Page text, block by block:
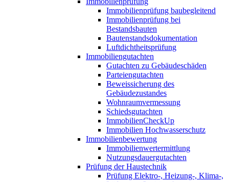
Immobilienprüfung baubegleitend
Immobilienprüfung bei
Bestandsbauten
Bautenstandsdokumentation
Luftdichtheitsprüfung
Immobiliengutachten
Gutachten zu Gebäudeschäden
Parteiengutachten
Beweissicherung des
Gebäudezustandes
Wohnraumvermessung
Schiedsgutachten
ImmobilienCheckUp
Immobilien Hochwasserschutz
Immobilienbewertung
Immobilienwertermittlung
Nutzungsdauergutachten
Prüfung der Haustechnik
Prüfung Elektro-, Heizung-, Klima-,